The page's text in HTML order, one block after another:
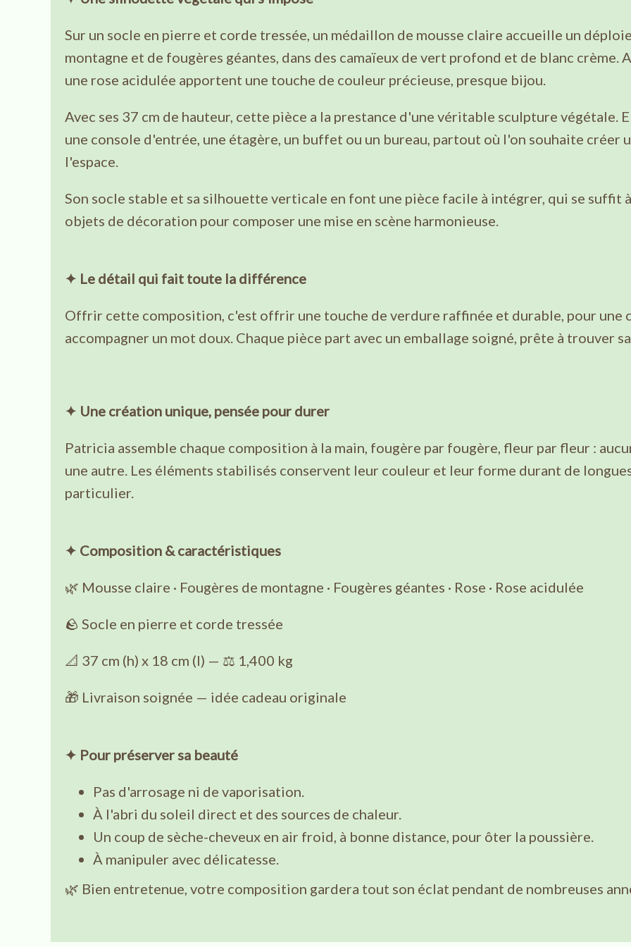
Sur un socle en pierre et corde tressée, un médaillon de mousse claire accueille un
montagne et de fougères géantes, dans des camaïeux de vert profond et de blanc
une rose acidulée apportent une touche de couleur précieuse, presque bijou.
Avec ses 37 cm de hauteur, cette pièce a la prestance d'une véritable sculpture végétale.
une console d'entrée, une étagère, un buffet ou un bureau, partout où l'on souhaite créer
l'espace.
Son socle stable et sa silhouette verticale en font une pièce facile à intégrer, qui se suffit
objets de décoration pour composer une mise en scène harmonieuse.
✦ Le détail qui fait toute la différence
Offrir cette composition, c'est offrir une touche de verdure raffinée et durable, pour une
accompagner un mot doux. Chaque pièce part avec un emballage soigné, prête à trouver
✦ Une création unique, pensée pour durer
Patricia assemble chaque composition à la main, fougère par fougère, fleur par fleur :
une autre. Les éléments stabilisés conservent leur couleur et leur forme durant de
particulier.
✦ Composition & caractéristiques
🌿 Mousse claire · Fougères de montagne · Fougères géantes · Rose · Rose acidulée
🪨 Socle en pierre et corde tressée
📐 37 cm (h) x 18 cm (l) — ⚖️ 1,400 kg
🎁 Livraison soignée — idée cadeau originale
✦ Pour préserver sa beauté
Pas d'arrosage ni de vaporisation.
À l'abri du soleil direct et des sources de chaleur.
Un coup de sèche-cheveux en air froid, à bonne distance, pour ôter la poussière.
À manipuler avec délicatesse.
🌿 Bien entretenue, votre composition gardera tout son éclat pendant de nombreuses